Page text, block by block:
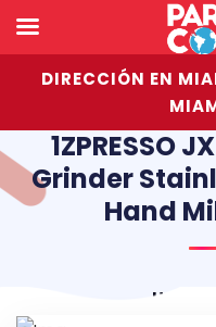
DIRECCIÓN EN
1ZPRESSO
Grinder
Hand
HOME